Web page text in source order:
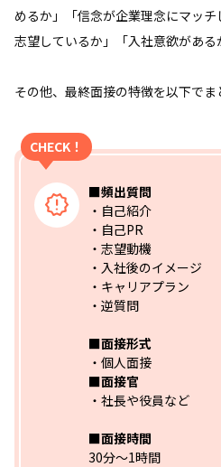
めるか」「信念が企業理念にマッ
志望しているか」「入社意欲がある
その他、最終面接の特徴を以下でま
CHECK！
■頻出質問
・自己紹介
・自己PR
・志望動機
・入社後のイメージ
・キャリアプラン
・逆質問
■面接形式
・個人面接
■面接官
・社長や役員など
■面接時間
30分～1時間